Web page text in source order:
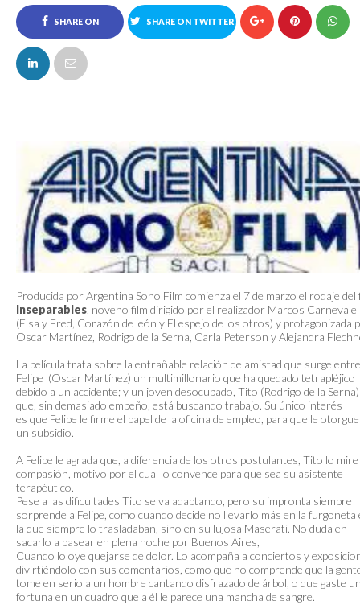
SHARE ON
FACEBOOK
SHARE ON TWITTER
Producida por Argentina Sono Film comienza el 7 de marzo el rodaje del
Inseparables , noveno film dirigido por el realizador Marcos Carnevale
(Elsa y Fred, Corazón de león y El espejo de los otros) y protagonizada
Oscar Martínez, Rodrigo de la Serna, Carla Peterson y Alejandra
La película trata sobre la entrañable relación de amistad que surge entre
Felipe (Oscar Martínez) un multimillonario que ha quedado tetrapléjico
debido a un accidente; y un joven desocupado, Tito (Rodrigo de la Serna)
que, sin demasiado empeño, está buscando trabajo. Su único interés
es que Felipe le firme el papel de la oficina de empleo, para que le
un subsidio.
A Felipe le agrada que, a diferencia de los otros postulantes, Tito lo
compasión, motivo por el cual lo convence para que sea su asistente
terapéutico.
Pese a las dificultades Tito se va adaptando, pero su impronta siempre
sorprende a Felipe, como cuando decide no llevarlo más en la furgoneta
la que siempre lo trasladaban, sino en su lujosa Maserati. No duda en
sacarlo a pasear en plena noche por Buenos Aires,
Cuando lo oye quejarse de dolor. Lo acompaña a conciertos y
divirtiéndolo con sus comentarios, como que no comprende que la
tome en serio a un hombre cantando disfrazado de árbol, o que gaste
fortuna en un cuadro que a él le parece una mancha de sangre.